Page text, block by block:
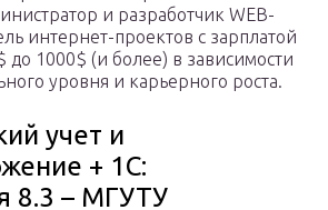
и разработчик WEB-
интернет-проектов с зарплатой
до 1000$ (и более) в зависимости
уровня и карьерного роста.
учет и
+ 1С:
8.3 – МГУТУ